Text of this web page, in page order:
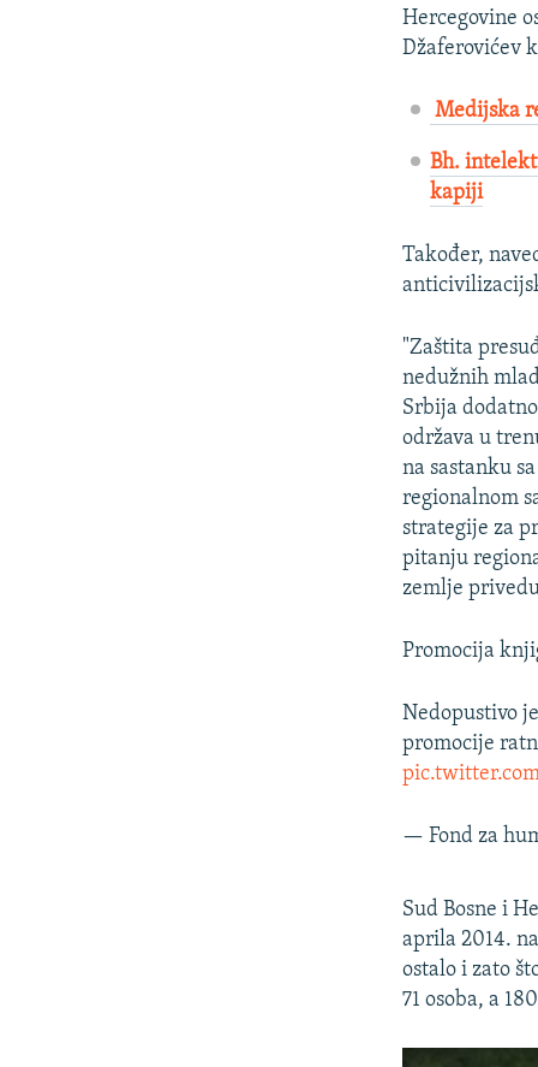
Hercegovine
Džaferovićev
Medijska
Bh.
kapiji
Također,
"Zaštita
nedužnih
Srbija
održava u
na sastanku
regionalnom
strategije za
pitanju
zemlje
Promocija
Nedopustivo
promocije
— Fond za
Sud Bosne i
aprila 2014.
ostalo i zato
71 osoba, a